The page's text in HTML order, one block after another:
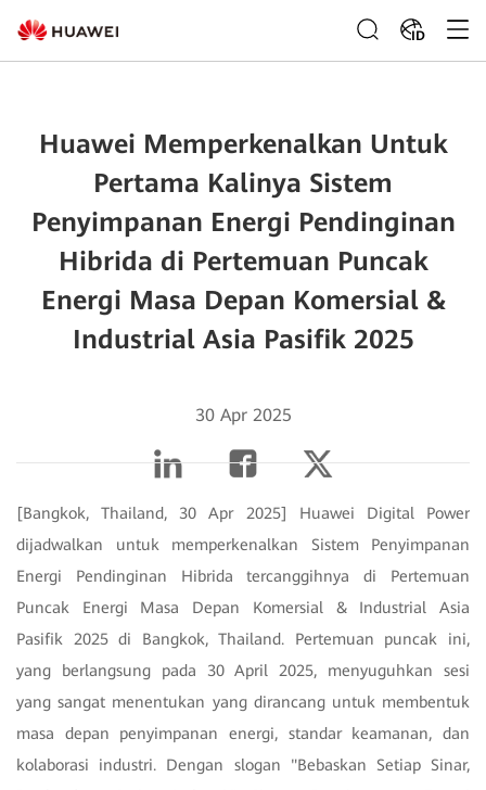
ID
Huawei Memperkenalkan Untuk
Pertama Kalinya Sistem
Penyimpanan Energi Pendinginan
Hibrida di Pertemuan Puncak
Energi Masa Depan Komersial &
Industrial Asia Pasifik 2025
30 Apr 2025
[Bangkok, Thailand, 30 Apr 2025] Huawei Digital Power
dijadwalkan untuk memperkenalkan Sistem Penyimpanan
Energi Pendinginan Hibrida tercanggihnya di Pertemuan
Puncak Energi Masa Depan Komersial & Industrial Asia
Pasifik 2025 di Bangkok, Thailand. Pertemuan puncak ini,
yang berlangsung pada 30 April 2025, menyuguhkan sesi
yang sangat menentukan yang dirancang untuk membentuk
masa depan penyimpanan energi, standar keamanan, dan
kolaborasi industri. Dengan slogan "Bebaskan Setiap Sinar,